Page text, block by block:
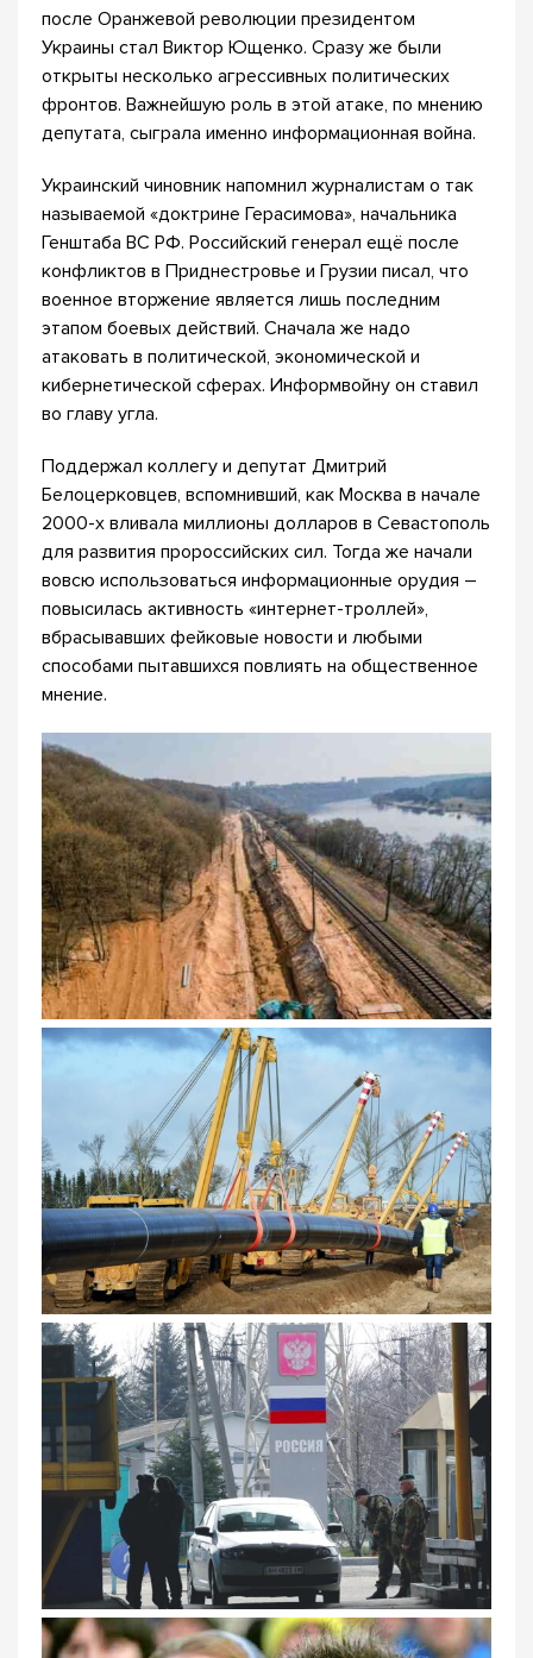
после Оранжевой революции президентом
Украины стал Виктор Ющенко. Сразу же были
открыты несколько агрессивных политических
фронтов. Важнейшую роль в этой атаке, по мнению
депутата, сыграла именно информационная война.
Украинский чиновник напомнил журналистам о так
называемой «доктрине Герасимова», начальника
Генштаба ВС РФ. Российский генерал ещё после
конфликтов в Приднестровье и Грузии писал, что
военное вторжение является лишь последним
этапом боевых действий. Сначала же надо
атаковать в политической, экономической и
кибернетической сферах. Информвойну он ставил
во главу угла.
Поддержал коллегу и депутат Дмитрий
Белоцерковцев, вспомнивший, как Москва в начале
2000-х вливала миллионы долларов в Севастополь
для развития пророссийских сил. Тогда же начали
вовсю использоваться информационные орудия –
повысилась активность «интернет-троллей»,
вбрасывавших фейковые новости и любыми
способами пытавшихся повлиять на общественное
мнение.